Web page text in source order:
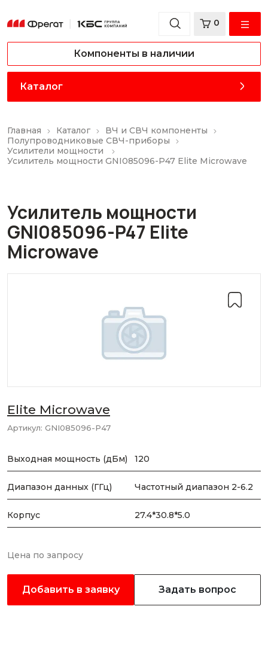
0
Компоненты в наличии
Каталог
Главная Каталог
ВЧ и СВЧ компоненты
Полупроводниковые СВЧ-приборы
Усилители мощности
Усилитель мощности GNI085096-P47 Elite Microwave
Усилитель мощности
GNI085096-P47 Elite
Microwave
Elite Microwave
Артикул: GNI085096-P47
Выходная мощность (дБм) 120
Диапазон данных (ГГц) Частотный диапазон 2-6.2
Корпус 27.4*30.8*5.0
Цена по запросу
Добавить в заявку Задать вопрос